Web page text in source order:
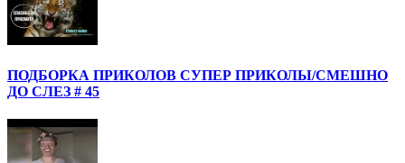
ПОДБОРКА ПРИКОЛОВ СУПЕР ПРИКОЛЫ/СМЕШНО
ДО СЛЕЗ # 45